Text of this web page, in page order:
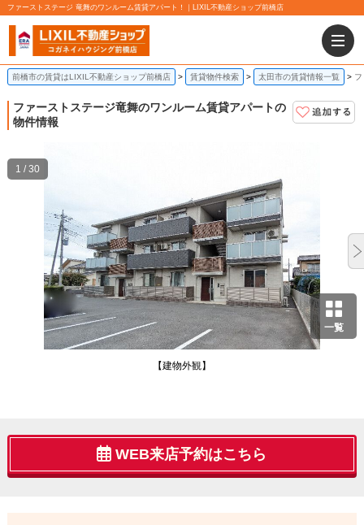
ファーストステージ 竜舞のワンルーム賃貸アパート！｜LIXIL不動産ショップ前橋店
前橋市の賃貸はLIXIL不動産ショップ前橋店 賃貸物件検索 太田市の賃貸情報一覧
ファーストステージ竜舞のワンルーム賃貸アパートの
物件情報
一覧
【建物外観】
1 / 30
WEB来店予約はこちら